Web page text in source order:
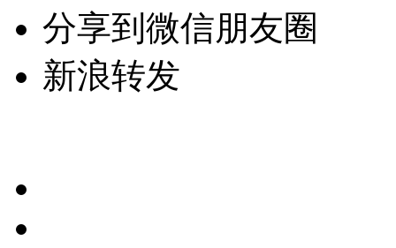
分享到微信朋友圈
新浪转发